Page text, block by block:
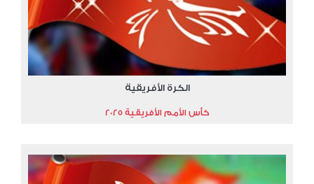
الكرة الأفريقية
كأس الأمم الأفريقية 2025